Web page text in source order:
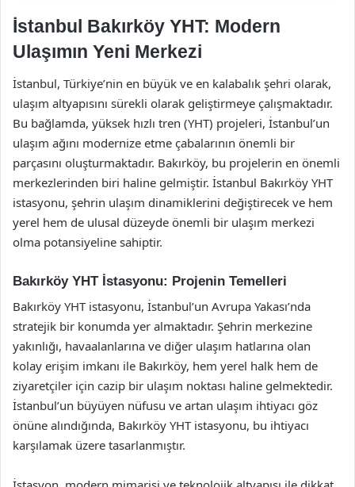
İstanbul Bakırköy YHT: Modern
Ulaşımın Yeni Merkezi
İstanbul, Türkiye’nin en büyük ve en kalabalık şehri olarak,
ulaşım altyapısını sürekli olarak geliştirmeye çalışmaktadır.
Bu bağlamda, yüksek hızlı tren (YHT) projeleri, İstanbul’un
ulaşım ağını modernize etme çabalarının önemli bir
parçasını oluşturmaktadır. Bakırköy, bu projelerin en önemli
merkezlerinden biri haline gelmiştir. İstanbul Bakırköy YHT
istasyonu, şehrin ulaşım dinamiklerini değiştirecek ve hem
yerel hem de ulusal düzeyde önemli bir ulaşım merkezi
olma potansiyeline sahiptir.
Bakırköy YHT İstasyonu: Projenin Temelleri
Bakırköy YHT istasyonu, İstanbul’un Avrupa Yakası’nda
stratejik bir konumda yer almaktadır. Şehrin merkezine
yakınlığı, havaalanlarına ve diğer ulaşım hatlarına olan
kolay erişim imkanı ile Bakırköy, hem yerel halk hem de
ziyaretçiler için cazip bir ulaşım noktası haline gelmektedir.
İstanbul’un büyüyen nüfusu ve artan ulaşım ihtiyacı göz
önüne alındığında, Bakırköy YHT istasyonu, bu ihtiyacı
karşılamak üzere tasarlanmıştır.